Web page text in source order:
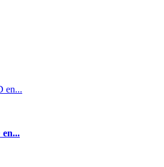
en...